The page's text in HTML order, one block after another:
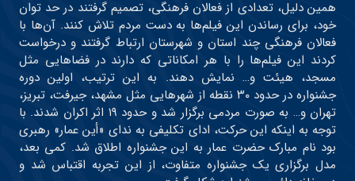
همین دلیل، تعدادی از فعالان فرهنگی، تصمیم گرفتند در حد توان
خود، برای رساندن این فیلم‌ها به دست مردم تلاش کنند. آن‌ها با
فعالان فرهنگی چند استان و شهرستان ارتباط گرفتند و درخواست
کردند این فیلم‌ها را با هر امکاناتی که دارند در فضاهایی مثل
مسجد، هیئت و… نمایش دهند. به این ترتیب، اولین دوره
جشنواره در حدود ۳۰ نقطه از شهرهایی مثل مشهد، جیرفت، تبریز،
تهران و… به صورت مردمی برگزار شد و حدود ۱۹ اثر اکران شدند. با
توجه به اینکه این حرکت، ادای تکلیفی به ندای «أین عمار» رهبری
بود نام مبارک حضرت عمار به این جشنواره اطلاق شد. کمی بعد،
مدل برگزاری یک جشنواره متفاوت، از این تجربه اقتباس شد و